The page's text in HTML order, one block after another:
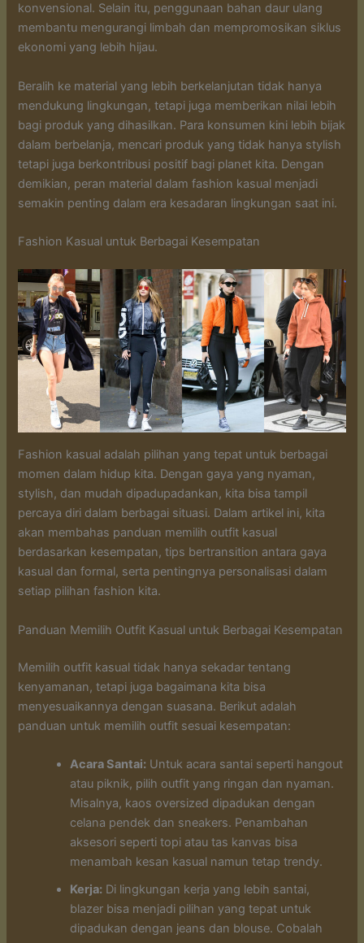
konvensional. Selain itu, penggunaan bahan daur ulang
membantu mengurangi limbah dan mempromosikan siklus
ekonomi yang lebih hijau.
Beralih ke material yang lebih berkelanjutan tidak hanya
mendukung lingkungan, tetapi juga memberikan nilai lebih
bagi produk yang dihasilkan. Para konsumen kini lebih bijak
dalam berbelanja, mencari produk yang tidak hanya stylish
tetapi juga berkontribusi positif bagi planet kita. Dengan
demikian, peran material dalam fashion kasual menjadi
semakin penting dalam era kesadaran lingkungan saat ini.
Fashion Kasual untuk Berbagai Kesempatan
Fashion kasual adalah pilihan yang tepat untuk berbagai
momen dalam hidup kita. Dengan gaya yang nyaman,
stylish, dan mudah dipadupadankan, kita bisa tampil
percaya diri dalam berbagai situasi. Dalam artikel ini, kita
akan membahas panduan memilih outfit kasual
berdasarkan kesempatan, tips bertransition antara gaya
kasual dan formal, serta pentingnya personalisasi dalam
setiap pilihan fashion kita.
Panduan Memilih Outfit Kasual untuk Berbagai Kesempatan
Memilih outfit kasual tidak hanya sekadar tentang
kenyamanan, tetapi juga bagaimana kita bisa
menyesuaikannya dengan suasana. Berikut adalah
panduan untuk memilih outfit sesuai kesempatan:
Acara Santai: Untuk acara santai seperti hangout
atau piknik, pilih outfit yang ringan dan nyaman.
Misalnya, kaos oversized dipadukan dengan
celana pendek dan sneakers. Penambahan
aksesori seperti topi atau tas kanvas bisa
menambah kesan kasual namun tetap trendy.
Kerja: Di lingkungan kerja yang lebih santai,
blazer bisa menjadi pilihan yang tepat untuk
dipadukan dengan jeans dan blouse. Cobalah